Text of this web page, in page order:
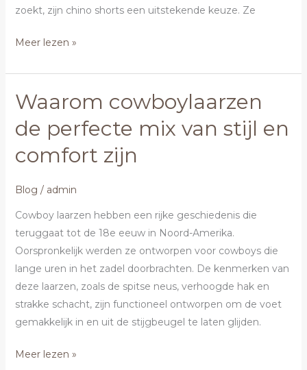
zoekt, zijn chino shorts een uitstekende keuze. Ze
Meer lezen »
Waarom cowboylaarzen
de perfecte mix van stijl en
comfort zijn
Blog / admin
Cowboy laarzen hebben een rijke geschiedenis die
teruggaat tot de 18e eeuw in Noord-Amerika.
Oorspronkelijk werden ze ontworpen voor cowboys die
lange uren in het zadel doorbrachten. De kenmerken van
deze laarzen, zoals de spitse neus, verhoogde hak en
strakke schacht, zijn functioneel ontworpen om de voet
gemakkelijk in en uit de stijgbeugel te laten glijden.
Waarom
de
perfecte
van
en
comfort
zijn
Meer lezen »